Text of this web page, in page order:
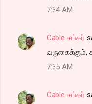
7:34 AM
Cable சங்கர்
வருகைக்கும்,
7:35 AM
Cable சங்கர்